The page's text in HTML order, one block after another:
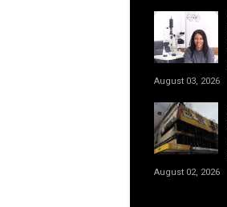
August 03, 2026
August 02, 2026